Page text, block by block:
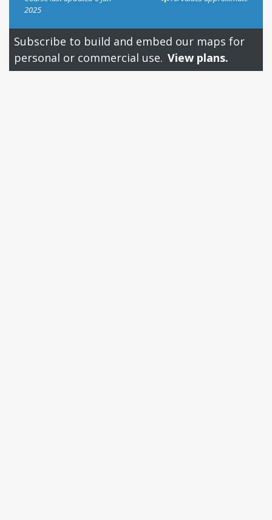
2025
Subscribe to build and embed our maps for
personal or commercial use. View plans.